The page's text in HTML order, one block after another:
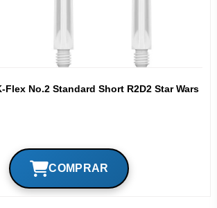
Flex No.2 Standard Short R2D2 Star Wars